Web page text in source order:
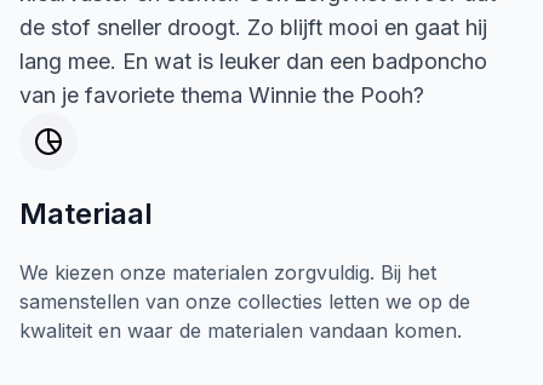
de stof sneller droogt. Zo blijft mooi en gaat hij
lang mee. En wat is leuker dan een badponcho
van je favoriete thema Winnie the Pooh?
Materiaal
We kiezen onze materialen zorgvuldig. Bij het
samenstellen van onze collecties letten we op de
kwaliteit en waar de materialen vandaan komen.